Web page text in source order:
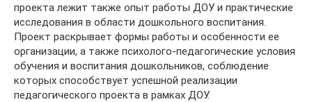
проекта лежит также опыт работы ДОУ и практические
исследования в области дошкольного воспитания.
Проект раскрывает формы работы и особенности ее
организации, а также психолого-педагогические условия
обучения и воспитания дошкольников, соблюдение
которых способствует успешной реализации
педагогического проекта в рамках ДОУ.